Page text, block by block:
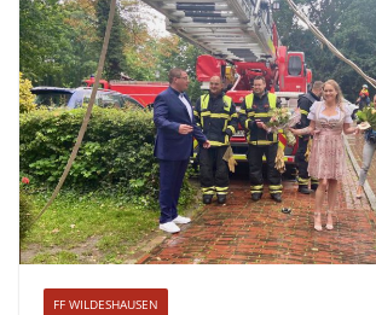
FF WILDESHAUSEN